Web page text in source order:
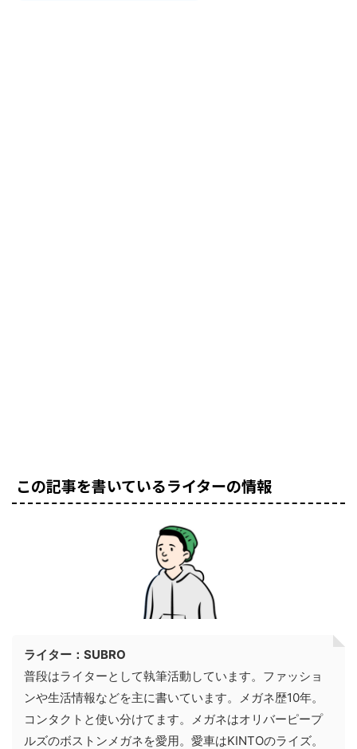
この記事を書いているライターの情報
ライター：SUBRO
普段はライターとして執筆活動しています。ファッショ
ンや生活情報などを主に書いています。メガネ歴10年。
コンタクトと使い分けてます。メガネはオリバーピープ
ルズのボストンメガネを愛用。愛車はKINTOのライズ。